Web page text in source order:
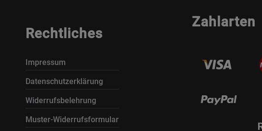
Rechtliches
Impressum
Datenschutzerklärung
Widerrufsbelehrung
Muster-Widerrufsformular
Zahlarten